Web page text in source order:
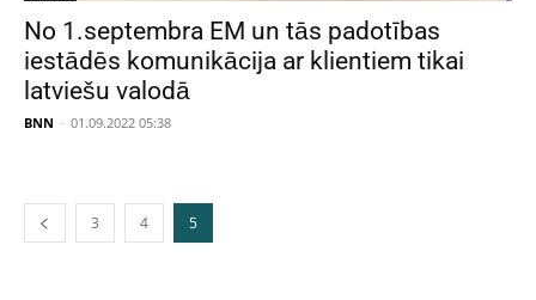
No 1.septembra EM un tās padotības
iestādēs komunikācija ar klientiem tikai
latviešu valodā
BNN - 01.09.2022 05:38
3 4 5